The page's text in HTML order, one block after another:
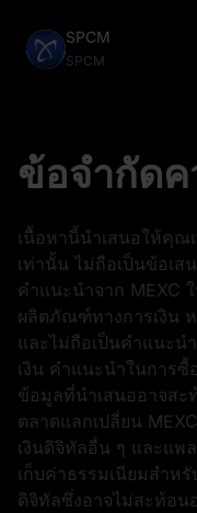
SPCM
SPCM
ข้อจำกัด
เนื้อหานี้นำเสนอให้คุณ
เท่านั้น ไม่ถือเป็นข้อเ
คำแนะนำจาก MEXC
ผลิตภัณฑ์ทางการเงิน
และไม่ถือเป็นคำแนะน
เงิน คำแนะนำในการ
ข้อมูลที่นำเสนออาจส
ตลาดแลกเปลี่ยน
เงินดิจิทัลอื่น ๆ และแพ
เก็บค่าธรรมเนียมสำห
ดิจิทัลซึ่งอาจไม่สะท้อน